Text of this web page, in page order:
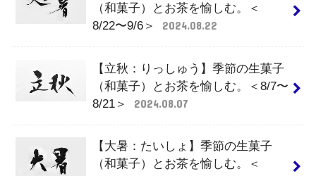
（和菓子）とお茶を愉しむ。＜
8/22〜9/6＞
2024.08.22
【立秋：りっしゅう】季節の生菓子
（和菓子）とお茶を愉しむ。＜8/7〜
8/21＞
2024.08.07
【大暑：たいしょ】季節の生菓子
（和菓子）とお茶を愉しむ。＜